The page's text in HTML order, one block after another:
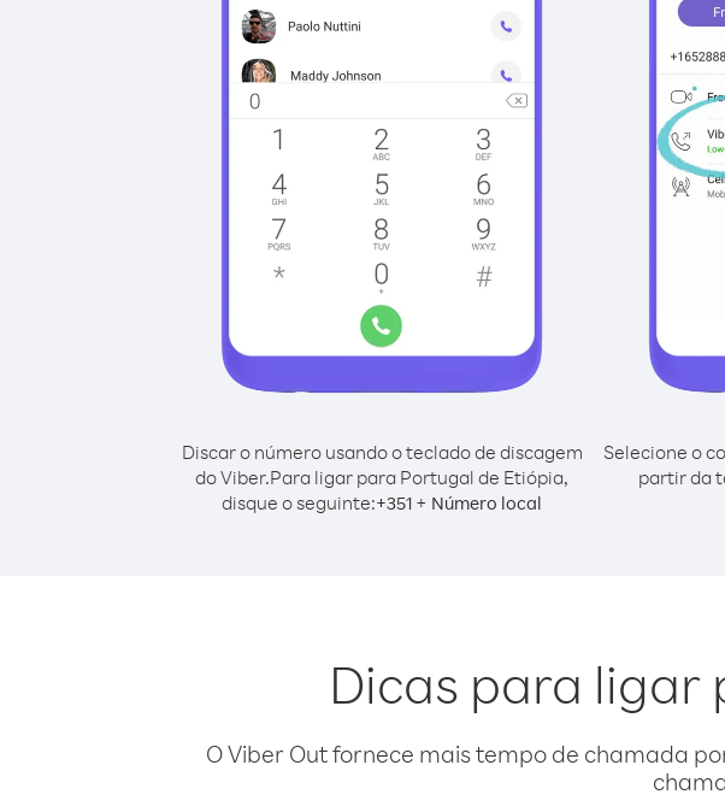
Discar o número usando o teclado de discagem
do Viber.Para ligar para Portugal de Etiópia,
disque o seguinte:+351 + Número local
Selecione o
partir da
Dicas para ligar
O Viber Out fornece mais tempo de chamada